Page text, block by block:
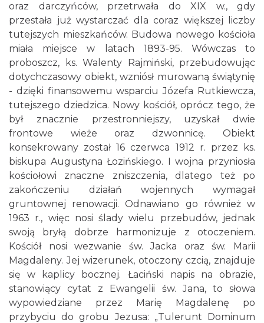
oraz darczyńców, przetrwała do XIX w., gdy
przestała już wystarczać dla coraz większej liczby
tutejszych mieszkańców. Budowa nowego kościoła
miała miejsce w latach 1893-95. Wówczas to
proboszcz, ks. Walenty Rajmiński, przebudowując
dotychczasowy obiekt, wzniósł murowaną świątynię
- dzięki finansowemu wsparciu Józefa Rutkiewcza,
tutejszego dziedzica. Nowy kościół, oprócz tego, że
był znacznie przestronniejszy, uzyskał dwie
frontowe wieże oraz dzwonnicę. Obiekt
konsekrowany został 16 czerwca 1912 r. przez ks.
biskupa Augustyna Łozińskiego. I wojna przyniosła
kościołowi znaczne zniszczenia, dlatego też po
zakończeniu działań wojennych wymagał
gruntownej renowacji. Odnawiano go również w
1963 r., więc nosi ślady wielu przebudów, jednak
swoją bryłą dobrze harmonizuje z otoczeniem.
Kościół nosi wezwanie św. Jacka oraz św. Marii
Magdaleny. Jej wizerunek, otoczony czcią, znajduje
się w kaplicy bocznej. Łaciński napis na obrazie,
stanowiący cytat z Ewangelii św. Jana, to słowa
wypowiedziane przez Marię Magdalenę po
przybyciu do grobu Jezusa: „Tulerunt Dominum